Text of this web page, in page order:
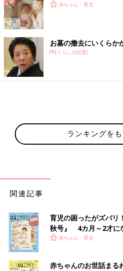
赤ちゃん・育児
お墓の撤去にいくらか
PR(くらしの話題)
ランキングを
関連記事
育児の困ったがズバリ
秋号』 4カ月～2才に
いっぱい！
赤ちゃん・育児
赤ちゃんのお世話まる